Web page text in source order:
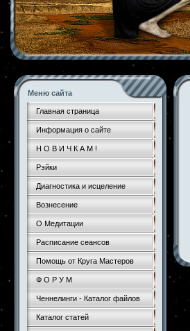
Меню сайта
Главная страница
Информация о сайте
Н О В И Ч К А М !
Рэйки
Диагностика и исцеление
Вознесение
О Медитации
Расписание сеансов
Помощь от Круга Мастеров
Ф О Р У М
Ченнелинги - Каталог файлов
Каталог статей